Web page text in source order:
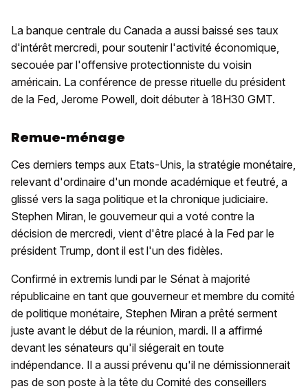
La banque centrale du Canada a aussi baissé ses taux
d'intérêt mercredi, pour soutenir l'activité économique,
secouée par l'offensive protectionniste du voisin
américain. La conférence de presse rituelle du président
de la Fed, Jerome Powell, doit débuter à 18H30 GMT.
Remue-ménage
Ces derniers temps aux Etats-Unis, la stratégie monétaire,
relevant d'ordinaire d'un monde académique et feutré, a
glissé vers la saga politique et la chronique judiciaire.
Stephen Miran, le gouverneur qui a voté contre la
décision de mercredi, vient d'être placé à la Fed par le
président Trump, dont il est l'un des fidèles.
Confirmé in extremis lundi par le Sénat à majorité
républicaine en tant que gouverneur et membre du comité
de politique monétaire, Stephen Miran a prêté serment
juste avant le début de la réunion, mardi. Il a affirmé
devant les sénateurs qu'il siégerait en toute
indépendance. Il a aussi prévenu qu'il ne démissionnerait
pas de son poste à la tête du Comité des conseillers